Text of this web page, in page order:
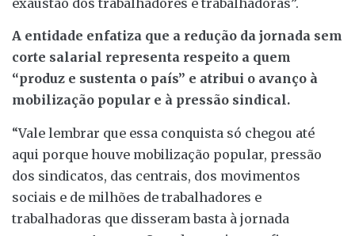
A entidade enfatiza que a redução da jornada sem
corte salarial representa respeito a quem
“produz e sustenta o país” e atribui o avanço à
mobilização popular e à pressão sindical.
“Vale lembrar que essa conquista só chegou até
aqui porque houve mobilização popular, pressão
dos sindicatos, das centrais, dos movimentos
sociais e de milhões de trabalhadores e
trabalhadoras que disseram basta à jornada